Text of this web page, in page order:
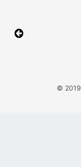
Navigazione
© 2019